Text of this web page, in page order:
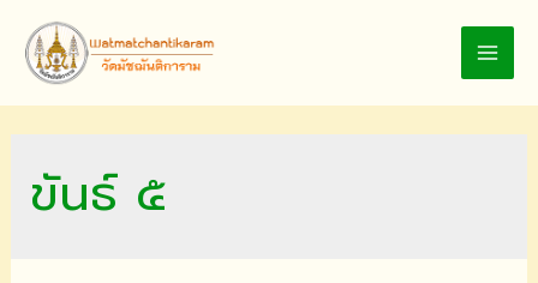
content
ขันธ์ ๕